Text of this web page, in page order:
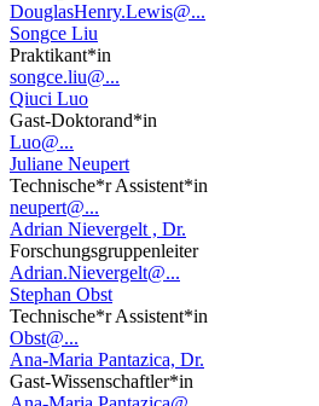
DouglasHenry.Lewis@...
Songce Liu
Praktikant*in
songce.liu@...
Qiuci Luo
Gast-Doktorand*in
Luo@...
Juliane Neupert
Technische*r Assistent*in
neupert@...
Adrian Nievergelt , Dr.
Forschungsgruppenleiter
Adrian.Nievergelt@...
Stephan Obst
Technische*r Assistent*in
Obst@...
Ana-Maria Pantazica, Dr.
Gast-Wissenschaftler*in